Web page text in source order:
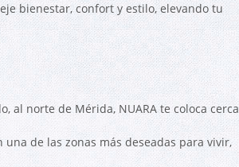
bienestar, confort y estilo, elevando tu
al norte de Mérida, NUARA te coloca cerca
una de las zonas más deseadas para vivir,